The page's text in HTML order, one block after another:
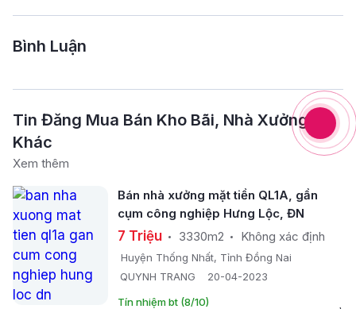
Bình Luận
Tin Đăng Mua Bán Kho Bãi, Nhà Xưởng
Khác
Xem thêm
Bán nhà xưởng mặt tiền QL1A, gần
cụm công nghiệp Hưng Lộc, ĐN
7 Triệu 3330m2 Không xác định
Huyện Thống Nhất, Tỉnh Đồng Nai
QUYNH TRANG
20-04-2023
Tín nhiệm bt (8/10)